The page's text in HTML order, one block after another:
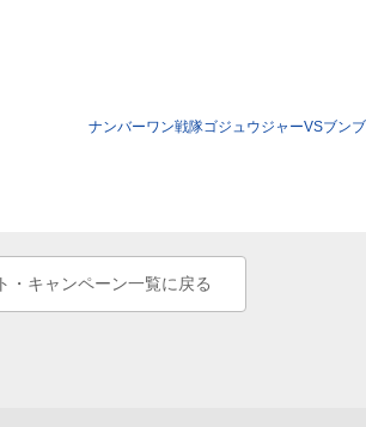
ナンバーワン戦隊ゴジュウジャーVSブン
・キャンペーン一覧に戻る